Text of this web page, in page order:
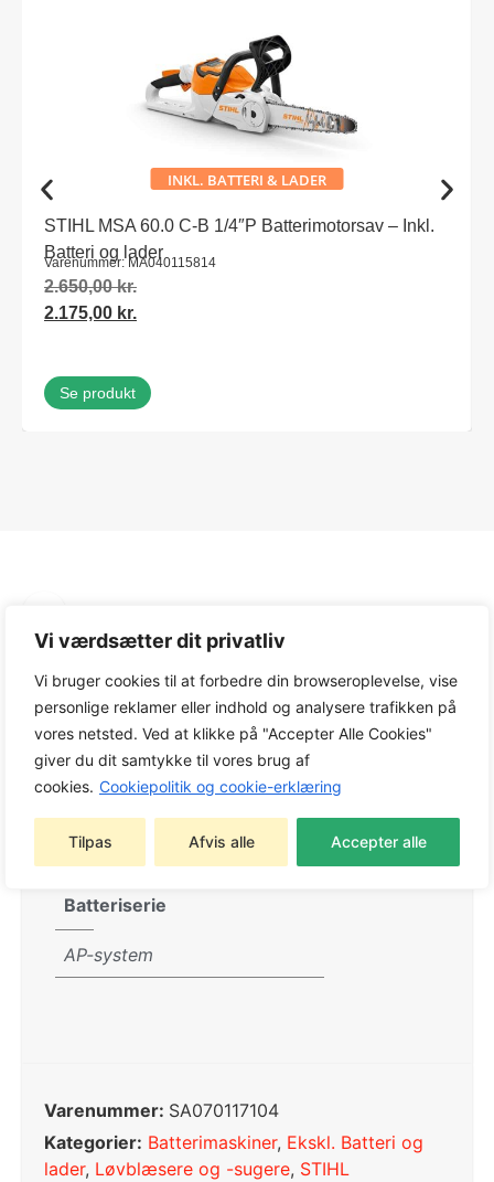
Vi værdsætter dit privatliv
Vi bruger cookies til at forbedre din browseroplevelse, vise
personlige reklamer eller indhold og analysere trafikken på
vores netsted. Ved at klikke på "Accepter Alle Cookies"
giver du dit samtykke til vores brug af
cookies. Cookiepolitik og cookie-erklæring
Tilpas Afvis alle Accepter alle
INKL. BATTERI & LADER
STIHL MSA 60.0 C-B 1/4″P Batterimotorsav – Inkl.
Batteri og lader
Varenummer: MA040115814
2.650,00kr.
2.175,00 kr.
Se produkt
Vægt
5,1 kg
Batteriserie
AP-system
Varenummer: SA070117104
Kategorier: Batterimaskiner, Ekskl. Batteri og
lader, Løvblæsere og -sugere, STIHL